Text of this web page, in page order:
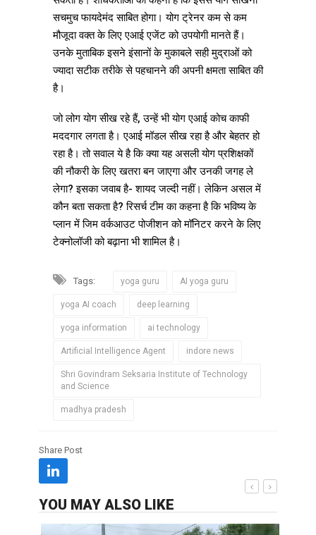
सचमुच फायदेमंद साबित होगा। योग ट्रेनर कम से कम
मौजूदा वक्त के लिए एआई एजेंट को उपयोगी मानते हैं।
उनके मुताबिक इसने इंसानों के मुकाबले सही मुद्राओं को
ज्यादा सटीक तरीके से पहचानने की अपनी क्षमता साबित की
है।
जो लोग योग सीख रहे हैं, उन्हें भी योग एआई कोच काफी
मददगार लगता है। एआई मॉडल सीख रहा है और बेहतर हो
रहा है। तो सवाल ये है कि क्या यह असली योग प्रशिक्षकों
की नौकरी के लिए खतरा बन जाएगा और उनकी जगह ले
लेगा? इसका जवाब है- शायद जल्दी नहीं। लेकिन असल में
कौन बता सकता है? रिसर्च टीम का कहना है कि भविष्य के
प्लान में जिम वर्कआउट पोजीशन को मॉनिटर करने के लिए
टेक्नोलॉजी को बढ़ाना भी शामिल है।
Tags: yoga guru AI yoga guru
yoga AI coach deep learning
yoga information ai technology
Artificial Intelligence Agent indore news
Shri Govindram Seksaria Institute of Technology
and Science
madhya pradesh
Share Post
YOU MAY ALSO LIKE